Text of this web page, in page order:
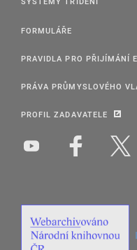
FORMULÁŘE
PRAVIDLA PRO PŘIJÍMÁNÍ
PRÁVA PRŮMYSLOVÉHO
PROFIL ZADAVATELE